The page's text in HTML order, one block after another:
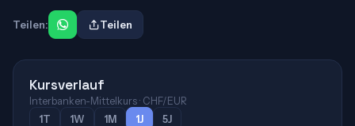
Teilen: Teilen
Kursverlauf
Interbanken-Mittelkurs · CHF/EUR
1T
1W 1M 1J 5J